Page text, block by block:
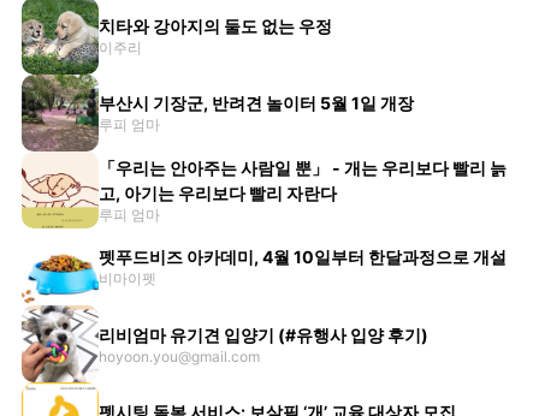
치타와 강아지의 둘도 없는 우정
이주리
부산시 기장군, 반려견 놀이터 5월 1일 개장
루피 엄마
「우리는 안아주는 사람일 뿐」 - 개는 우리보다 빨리 늙
고, 아기는 우리보다 빨리 자란다
루피 엄마
펫푸드비즈 아카데미, 4월 10일부터 한달과정으로 개설
비마이펫
리비엄마 유기견 입양기 (#유행사 입양 후기)
hoyoon.you@gmail.com
펫시팅 돌봄 서비스: 보살필 ‘개’ 교육 대상자 모집